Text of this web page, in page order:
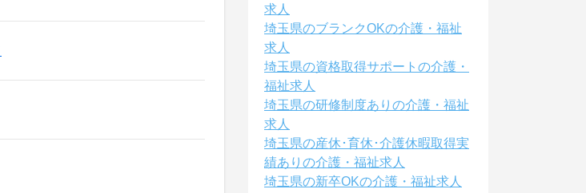
求人
埼玉県のブランクOKの介護・福祉
求人
埼玉県の資格取得サポートの介護・
福祉求人
埼玉県の研修制度ありの介護・福祉
求人
埼玉県の産休･育休･介護休暇取得実
績ありの介護・福祉求人
埼玉県の新卒OKの介護・福祉求人